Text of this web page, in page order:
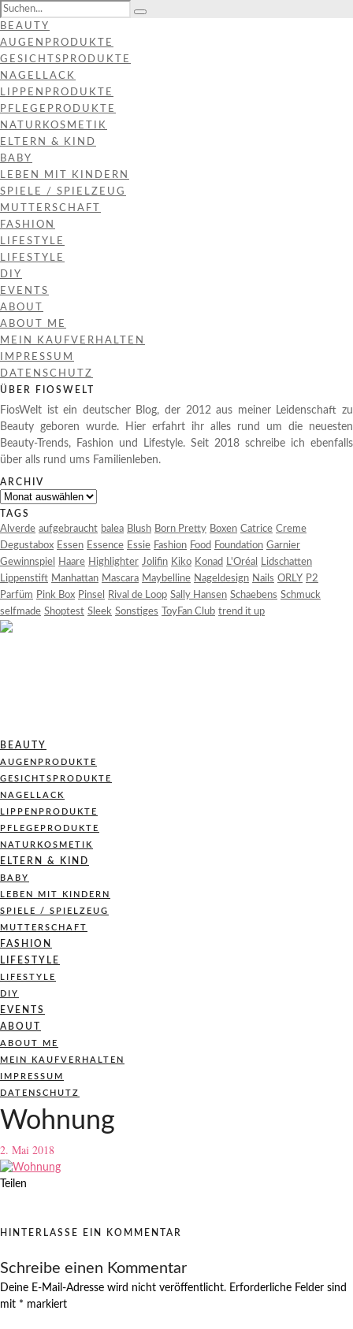
BEAUTY
AUGENPRODUKTE
GESICHTSPRODUKTE
NAGELLACK
LIPPENPRODUKTE
PFLEGEPRODUKTE
NATURKOSMETIK
ELTERN & KIND
BABY
LEBEN MIT KINDERN
SPIELE / SPIELZEUG
MUTTERSCHAFT
FASHION
LIFESTYLE
LIFESTYLE
DIY
EVENTS
ABOUT
ABOUT ME
MEIN KAUFVERHALTEN
IMPRESSUM
DATENSCHUTZ
ÜBER FIOSWELT
FiosWelt ist ein deutscher Blog, der 2012 aus meiner Leidenschaft zu
Beauty geboren wurde. Hier erfahrt ihr alles rund um die neuesten
Beauty-Trends, Fashion und Lifestyle. Seit 2018 schreibe ich ebenfalls
über alls rund ums Familienleben.
ARCHIV
Archiv
TAGS
Alverde aufgebraucht balea Blush Born Pretty Boxen Catrice Creme
Degustabox Essen Essence Essie Fashion Food Foundation Garnier
Gewinnspiel
Haare Highlighter Jolifin Kiko Konad L'Oréal
Lidschatten
Lippenstift Manhattan Mascara Maybelline Nageldesign Nails ORLY P2
Parfüm Pink Box Pinsel Rival de Loop Sally Hansen Schaebens Schmuck
selfmade Shoptest Sleek Sonstiges ToyFan Club trend it up
BEAUTY
AUGENPRODUKTE
GESICHTSPRODUKTE
NAGELLACK
LIPPENPRODUKTE
PFLEGEPRODUKTE
NATURKOSMETIK
ELTERN & KIND
BABY
LEBEN MIT KINDERN
SPIELE / SPIELZEUG
MUTTERSCHAFT
FASHION
LIFESTYLE
LIFESTYLE
DIY
EVENTS
ABOUT
ABOUT ME
MEIN KAUFVERHALTEN
IMPRESSUM
DATENSCHUTZ
Wohnung
2. Mai 2018
Teilen
HINTERLASSE EIN KOMMENTAR
Schreibe einen Kommentar
Deine E-Mail-Adresse wird nicht veröffentlicht. Erforderliche Felder sind
mit * markiert